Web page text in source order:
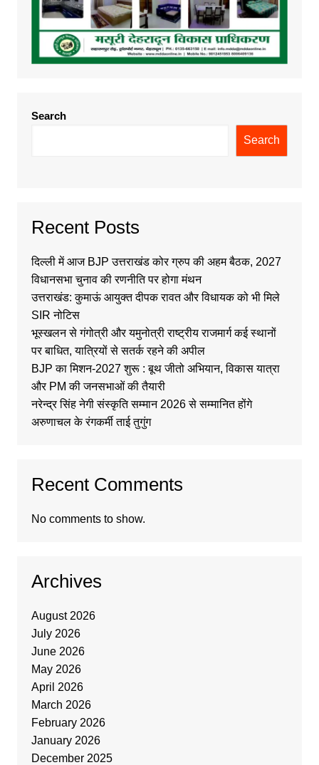
Search
Search
Recent Posts
दिल्ली में आज BJP उत्तराखंड कोर ग्रुप की अहम बैठक, 2027
विधानसभा चुनाव की रणनीति पर होगा मंथन
उत्तराखंड: कुमाऊं आयुक्त दीपक रावत और विधायक को भी मिले
SIR नोटिस
भूस्खलन से गंगोत्री और यमुनोत्री राष्ट्रीय राजमार्ग कई स्थानों
पर बाधित, यात्रियों से सतर्क रहने की अपील
BJP का मिशन-2027 शुरू : बूथ जीतो अभियान, विकास यात्रा
और PM की जनसभाओं की तैयारी
नरेन्द्र सिंह नेगी संस्कृति सम्मान 2026 से सम्मानित होंगे
अरुणाचल के रंगकर्मी ताई तुगुंग
Recent Comments
No comments to show.
Archives
August 2026
July 2026
June 2026
May 2026
April 2026
March 2026
February 2026
January 2026
December 2025